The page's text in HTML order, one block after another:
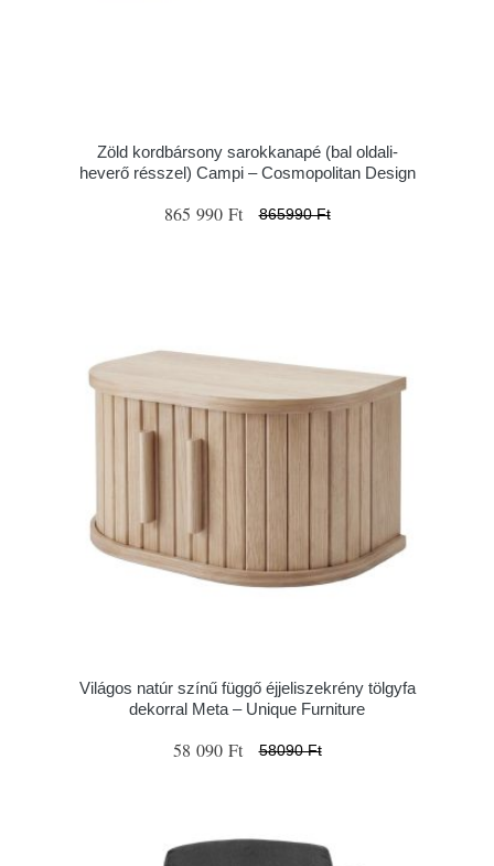
Zöld kordbársony sarokkanapé (bal oldali-
heverő résszel) Campi – Cosmopolitan Design
865 990 Ft 865990 Ft
Világos natúr színű függő éjjeliszekrény tölgyfa
dekorral Meta – Unique Furniture
58 090 Ft 58090 Ft